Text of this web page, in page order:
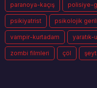
paranoya-kaçış polisiye-
psikiyatrist psikolojik
vampir-kurtadam yaratık-
zombi filmleri çöl